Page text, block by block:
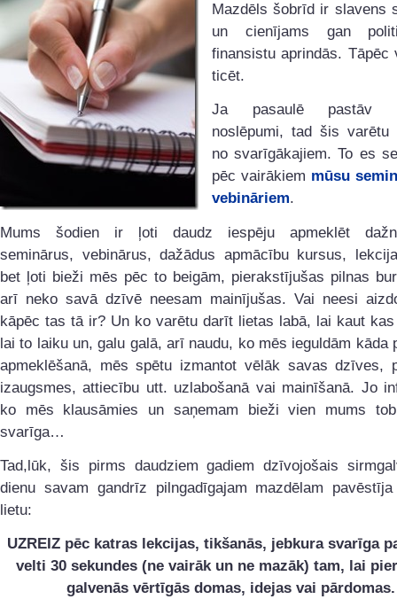
Mazdēls šobrīd ir slavens
un cienījams gan
finansistu aprindās. Tāpēc
ticēt.
Ja pasaulē pastāv
noslēpumi, tad šis varētu
no svarīgākajiem. To es
pēc vairākiem mūsu
vebināriem.
Mums šodien ir ļoti daudz iespēju apmeklēt
seminārus, vebinārus, dažādus apmācību kursus,
bet ļoti bieži mēs pēc to beigām, pierakstījušas pilnas
arī neko savā dzīvē neesam mainījušas. Vai neesi
kāpēc tas tā ir? Un ko varētu darīt lietas labā, lai kaut
lai to laiku un, galu galā, arī naudu, ko mēs ieguldām kāda
apmeklēšanā, mēs spētu izmantot vēlāk savas dzīves,
izaugsmes, attiecību utt. uzlabošanā vai mainīšanā. Jo
ko mēs klausāmies un saņemam bieži vien mums
svarīga…
Tad,lūk, šis pirms daudziem gadiem dzīvojošais
dienu savam gandrīz pilngadīgajam mazdēlam
lietu:
UZREIZ pēc katras lekcijas, tikšanās, jebkura svarīga
velti 30 sekundes (ne vairāk un ne mazāk) tam, lai
galvenās vērtīgās domas, idejas vai pārdomas.